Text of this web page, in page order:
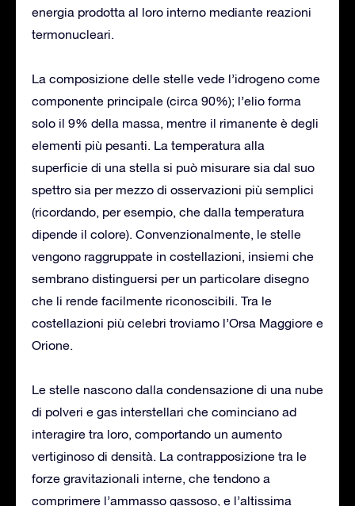
energia prodotta al loro interno mediante reazioni
termonucleari.
La composizione delle stelle vede l’idrogeno come
componente principale (circa 90%); l’elio forma
solo il 9% della massa, mentre il rimanente è degli
elementi più pesanti. La temperatura alla
superficie di una stella si può misurare sia dal suo
spettro sia per mezzo di osservazioni più semplici
(ricordando, per esempio, che dalla temperatura
dipende il colore). Convenzionalmente, le stelle
vengono raggruppate in costellazioni, insiemi che
sembrano distinguersi per un particolare disegno
che li rende facilmente riconoscibili. Tra le
costellazioni più celebri troviamo l’Orsa Maggiore e
Orione.
Le stelle nascono dalla condensazione di una nube
di polveri e gas interstellari che cominciano ad
interagire tra loro, comportando un aumento
vertiginoso di densità. La contrapposizione tra le
forze gravitazionali interne, che tendono a
comprimere l’ammasso gassoso, e l’altissima